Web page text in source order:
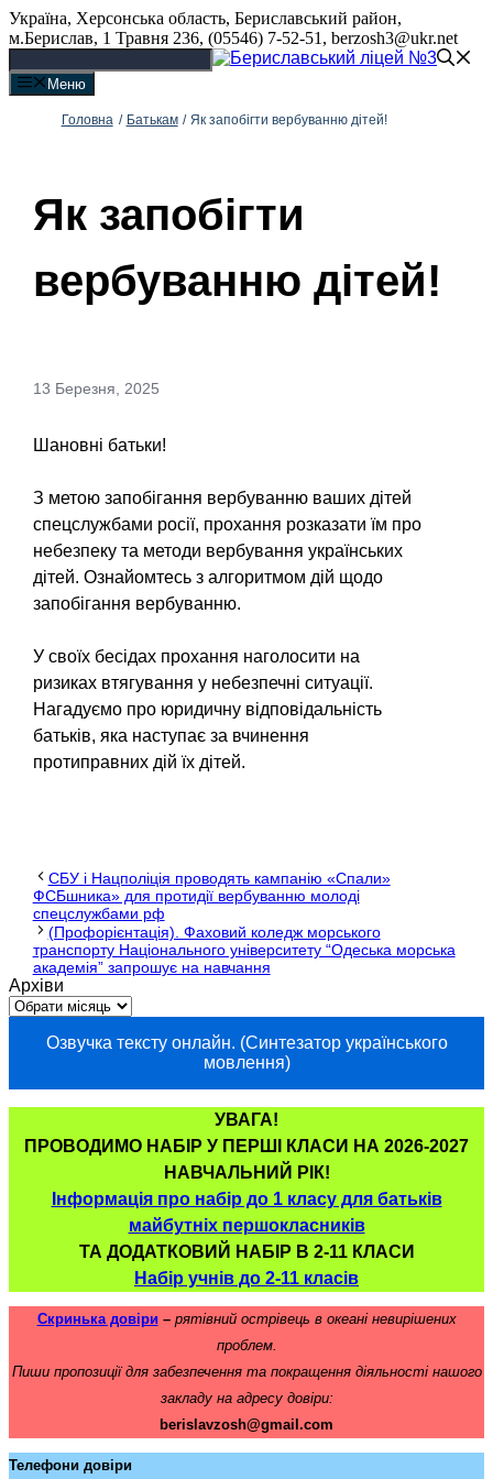
Перейти
до
вмісту
Україна, Херсонська область, Бериславський район,
м.Берислав, 1 Травня 236, (05546) 7-52-51, berzosh3@ukr.net
Меню
Головна / Батькам / Як запобігти вербуванню дітей!
Як запобігти
вербуванню дітей!
13 Березня, 2025
Шановні батьки!
З метою запобігання вербуванню ваших дітей
спецслужбами росії, прохання розказати їм про
небезпеку та методи вербування українських
дітей. Ознайомтесь з алгоритмом дій щодо
запобігання вербуванню.
У своїх бесідах прохання наголосити на
ризиках втягування у небезпечні ситуації.
Нагадуємо про юридичну відповідальність
батьків, яка наступає за вчинення
протиправних дій їх дітей.
СБУ і Нацполіція проводять кампанію «Спали»
ФСБшника» для протидії вербуванню молоді
спецслужбами рф
(Профорієнтація). Фаховий коледж морського
транспорту Національного університету “Одеська морська
академія” запрошує на навчання
Архіви
Озвучка тексту онлайн. (Синтезатор українського
мовлення)
УВАГА!
ПРОВОДИМО НАБІР У ПЕРШІ КЛАСИ НА 2026-2027
НАВЧАЛЬНИЙ РІК!
Інформація про набір до 1 класу для батьків
майбутніх першокласників
ТА ДОДАТКОВИЙ НАБІР В 2-11 КЛАСИ
Набір учнів до 2-11 класів
Скринька довіри– рятівний острівець в океані невирішених
проблем.
Пиши пропозиції для забезпечення та покращення діяльності нашого
закладу на адресу довіри:
berislavzosh@gmail.com
Телефони довіри